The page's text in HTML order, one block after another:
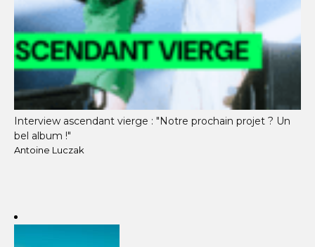
Interview ascendant vierge : "Notre prochain projet ? Un
bel album !"
Antoine Luczak